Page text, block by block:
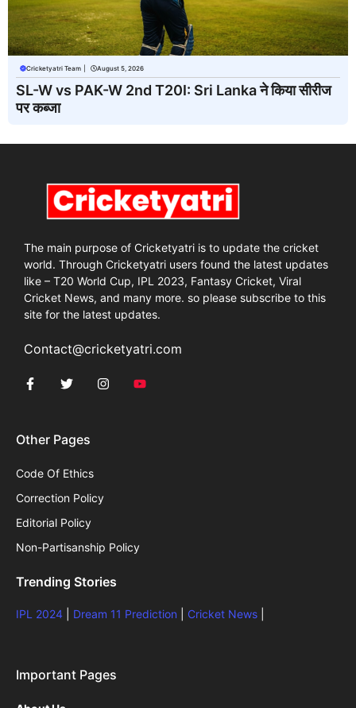
Cricketyatri Team August 5, 2026
SL-W vs PAK-W 2nd T20I: Sri Lanka ने किया सीरीज
पर कब्जा
The main purpose of Cricketyatri is to update the cricket
world. Through Cricketyatri users found the latest updates
like – T20 World Cup, IPL 2023, Fantasy Cricket, Viral
Cricket News, and many more. so please subscribe to this
site for the latest updates.
Contact@cricketyatri.com
Other Pages
Code Of Ethics
Correction Policy
Editorial Policy
Non-Partisanship Policy
Trending Stories
IPL 2024 Dream 11 Prediction Cricket News
Important Pages